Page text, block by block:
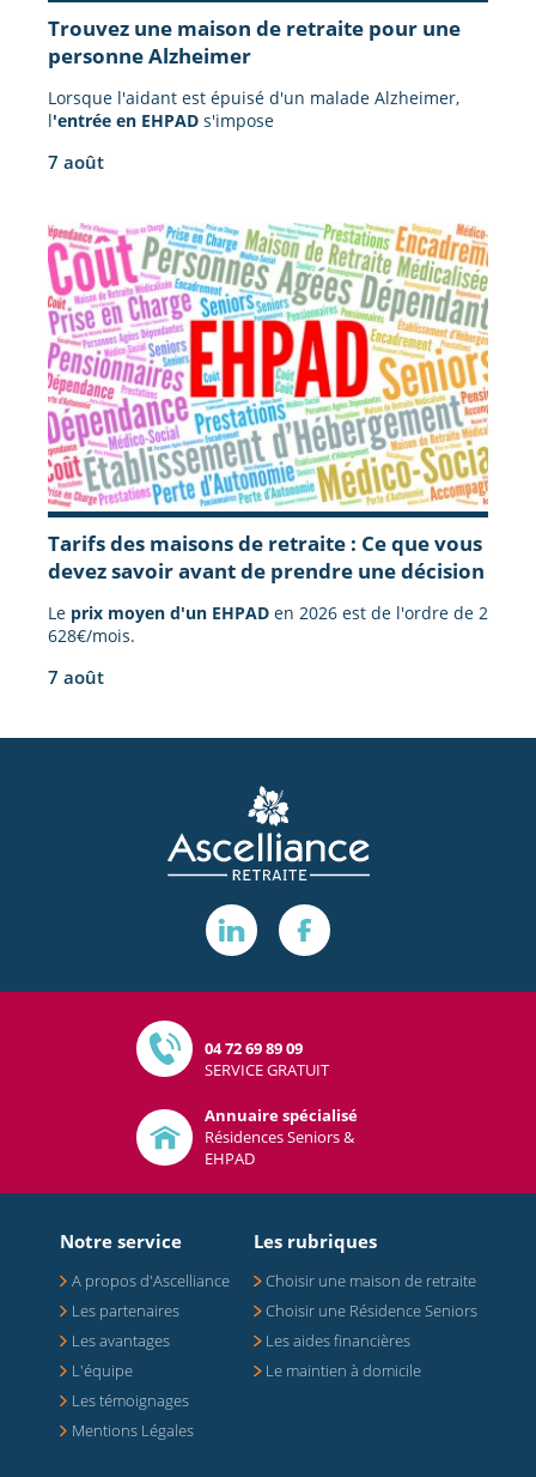
Trouvez une maison de retraite pour une
personne Alzheimer
Lorsque l'aidant est épuisé d'un malade Alzheimer,
l'entrée en EHPAD s'impose
7 août
Tarifs des maisons de retraite : Ce que vous
devez savoir avant de prendre une décision
Le prix moyen d'un EHPAD en 2026 est de l'ordre de 2
628€/mois.
7 août
Notre service
A propos d'Ascelliance
Les partenaires
Les avantages
L'équipe
Les témoignages
Mentions Légales
Les rubriques
Choisir une maison de retraite
Choisir une Résidence Seniors
Les aides financières
Le maintien à domicile
04 72 69 89 09
SERVICE GRATUIT
Annuaire spécialisé
Résidences Seniors &
EHPAD